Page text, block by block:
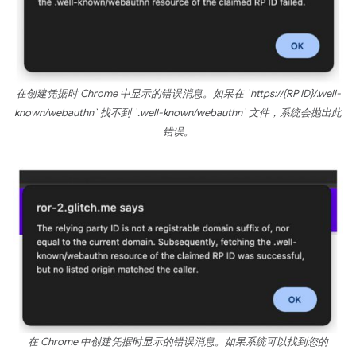
在创建凭据时 Chrome 中显示的错误消息。如果在 `https://{RP ID}/.well-
known/webauthn` 找不到 `.well-known/webauthn` 文件，系统会抛出此
错误。
在 Chrome 中创建凭据时显示的错误消息。如果系统可以找到您的